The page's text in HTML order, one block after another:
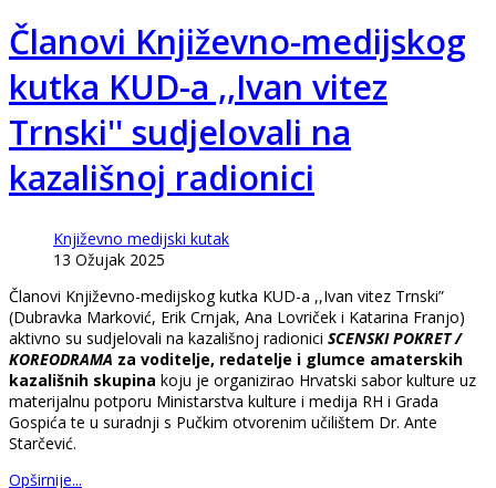
Članovi Književno-medijskog
kutka KUD-a ,,Ivan vitez
Trnski'' sudjelovali na
kazališnoj radionici
Književno medijski kutak
13 Ožujak 2025
Članovi Književno-medijskog kutka KUD-a ,,Ivan vitez Trnski”
(Dubravka Marković, Erik Crnjak, Ana Lovriček i Katarina Franjo)
aktivno su sudjelovali na kazališnoj radionici SCENSKI POKRET /
KOREODRAMA za voditelje, redatelje i glumce amaterskih
kazališnih skupina koju je organizirao Hrvatski sabor kulture uz
materijalnu potporu Ministarstva kulture i medija RH i Grada
Gospića te u suradnji s Pučkim otvorenim učilištem Dr. Ante
Starčević.
Opširnije...